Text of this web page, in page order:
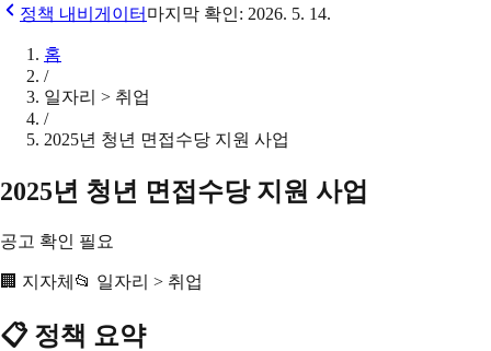
정책 내비게이터 마지막 확인: 2026. 5. 14.
홈
/
일자리 > 취업
/
2025년 청년 면접수당 지원 사업
2025년 청년 면접수당 지원 사업
공고 확인 필요
🏢 지자체 📂 일자리 > 취업
📋 정책 요약